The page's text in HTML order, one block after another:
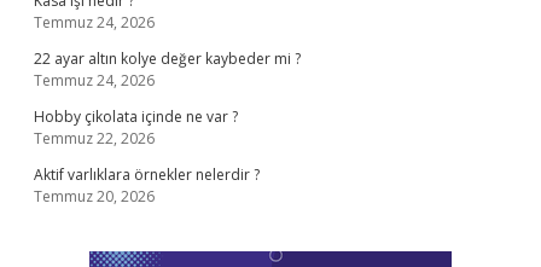
Temmuz 24, 2026
22 ayar altın kolye değer kaybeder mi ?
Temmuz 24, 2026
Hobby çikolata içinde ne var ?
Temmuz 22, 2026
Aktif varlıklara örnekler nelerdir ?
Temmuz 20, 2026